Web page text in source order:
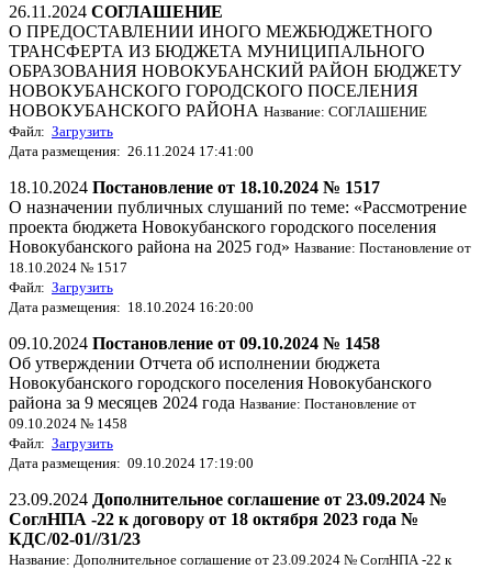
26.11.2024 СОГЛАШЕНИЕ
О ПРЕДОСТАВЛЕНИИ ИНОГО МЕЖБЮДЖЕТНОГО
ТРАНСФЕРТА ИЗ БЮДЖЕТА МУНИЦИПАЛЬНОГО
ОБРАЗОВАНИЯ НОВОКУБАНСКИЙ РАЙОН БЮДЖЕТУ
НОВОКУБАНСКОГО ГОРОДСКОГО ПОСЕЛЕНИЯ
НОВОКУБАНСКОГО РАЙОНА Название: СОГЛАШЕНИЕ
Файл: Загрузить
Дата размещения: 26.11.2024 17:41:00
18.10.2024 Постановление от 18.10.2024 № 1517
О назначении публичных слушаний по теме: «Рассмотрение
проекта бюджета Новокубанского городского поселения
Новокубанского района на 2025 год» Название: Постановление от
18.10.2024 № 1517
Файл: Загрузить
Дата размещения: 18.10.2024 16:20:00
09.10.2024 Постановление от 09.10.2024 № 1458
Об утверждении Отчета об исполнении бюджета
Новокубанского городского поселения Новокубанского
района за 9 месяцев 2024 года Название: Постановление от
09.10.2024 № 1458
Файл: Загрузить
Дата размещения: 09.10.2024 17:19:00
23.09.2024 Дополнительное соглашение от 23.09.2024 №
СоглНПА -22 к договору от 18 октября 2023 года №
КДС/02-01//31/23
Название: Дополнительное соглашение от 23.09.2024 № СоглНПА -22 к